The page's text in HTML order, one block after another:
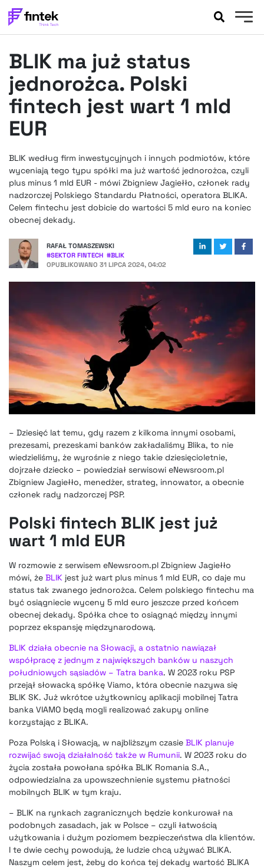
BANKOWOŚĆ
EVENTY
FELIETONY
WYWIADY
LEGAL
FINTEKEXTRA
OKIEM EKSPERTA
BLIK ma już status
jednorożca. Polski
fintech jest wart 1 mld
EUR
BLIK według firm inwestycyjnych i innych podmiotów, które
wyceniają tego typu spółki ma już wartość jednorożca, czyli
plus minus 1 mld EUR - mówi Zbigniew Jagiełło, członek rady
nadzorczej Polskiego Standardu Płatności, operatora BLIKA.
Celem fintechu jest dobicie do wartości 5 mld euro na koniec
obecnej dekady.
RAFAŁ TOMASZEWSKI
#SEKTOR FINTECH #BLIK
OPUBLIKOWANO 31 LIPCA 2024, 04:02
– Dziesięć lat temu, gdy razem z kilkoma innymi osobami,
prezesami, prezeskami banków zakładaliśmy Blika, to nie
wiedzieliśmy, że wyrośnie z niego takie dziesięcioletnie,
dojrzałe dziecko – powiedział serwisowi eNewsroom.pl
Zbigniew Jagiełło, menedżer, strateg, innowator, a obecnie
członek rady nadzorczej PSP.
Polski fintech BLIK jest już
wart 1 mld EUR
W rozmowie z serwisem eNewsroom.pl Zbigniew Jagiełło
mówi, że BLIK jest już wart plus minus 1 mld EUR, co daje mu
status tak zwanego jednorożca. Celem polskiego fintechu ma
być osiągniecie wyceny 5 mld euro jeszcze przed końcem
obecnej dekady. Spółka chce to osiągnąć między innymi
poprzez ekspansję międzynarodową.
BLIK działa obecnie na Słowacji, a ostatnio nawiązał
współpracę z jednym z największych banków u naszych
południowych sąsiadów – Tatra banka. W 2023 roku PSP
przejął słowacką spółkę Viamo, która obecnie nazywa się
BLIK SK. Już wkrótce użytkownicy aplikacji mobilnej Tatra
banka VIAMO będą mogli realizować zakupy online
korzystając z BLIKA.
Poza Polską i Słowacją, w najbliższym czasie BLIK planuje
rozwijać swoją działalność także w Rumunii. W 2023 roku do
życia została powołana spółka BLIK Romania S.A.,
odpowiedzialna za upowszechnienie systemu płatności
mobilnych BLIK w tym kraju.
– BLIK na rynkach zagranicznych będzie konkurował na
podobnych zasadach, jak w Polsce – czyli łatwością
użytkowania i dużym poziomem bezpieczeństwa dla klientów.
I te dwie cechy powodują, że ludzie chcą używać BLIKA.
Naszym celem jest, żeby do końca tej dekady wartość BLIKA